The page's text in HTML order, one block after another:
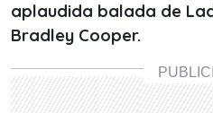
aplaudida balada de
Bradley Cooper.